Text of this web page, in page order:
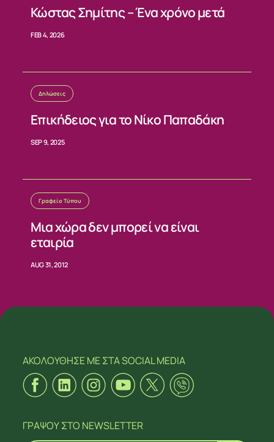
Κώστας Σημίτης – Ένα χρόνο μετά
FEB 4, 2026
Δηλώσεις
Επικήδειος για το Νίκο Παπαδάκη
SEP 9, 2025
Γραφείο Τύπου
Μια χώρα δεν μπορεί να είναι
εταιρία
AUG 31, 2012
ΑΚΟΛΟΥΘΗΣΕ ΜΕΣΤΑ SOCIAL MEDIA
ΓΡΑΨΟΥΣΤΟ NEWSLETTER